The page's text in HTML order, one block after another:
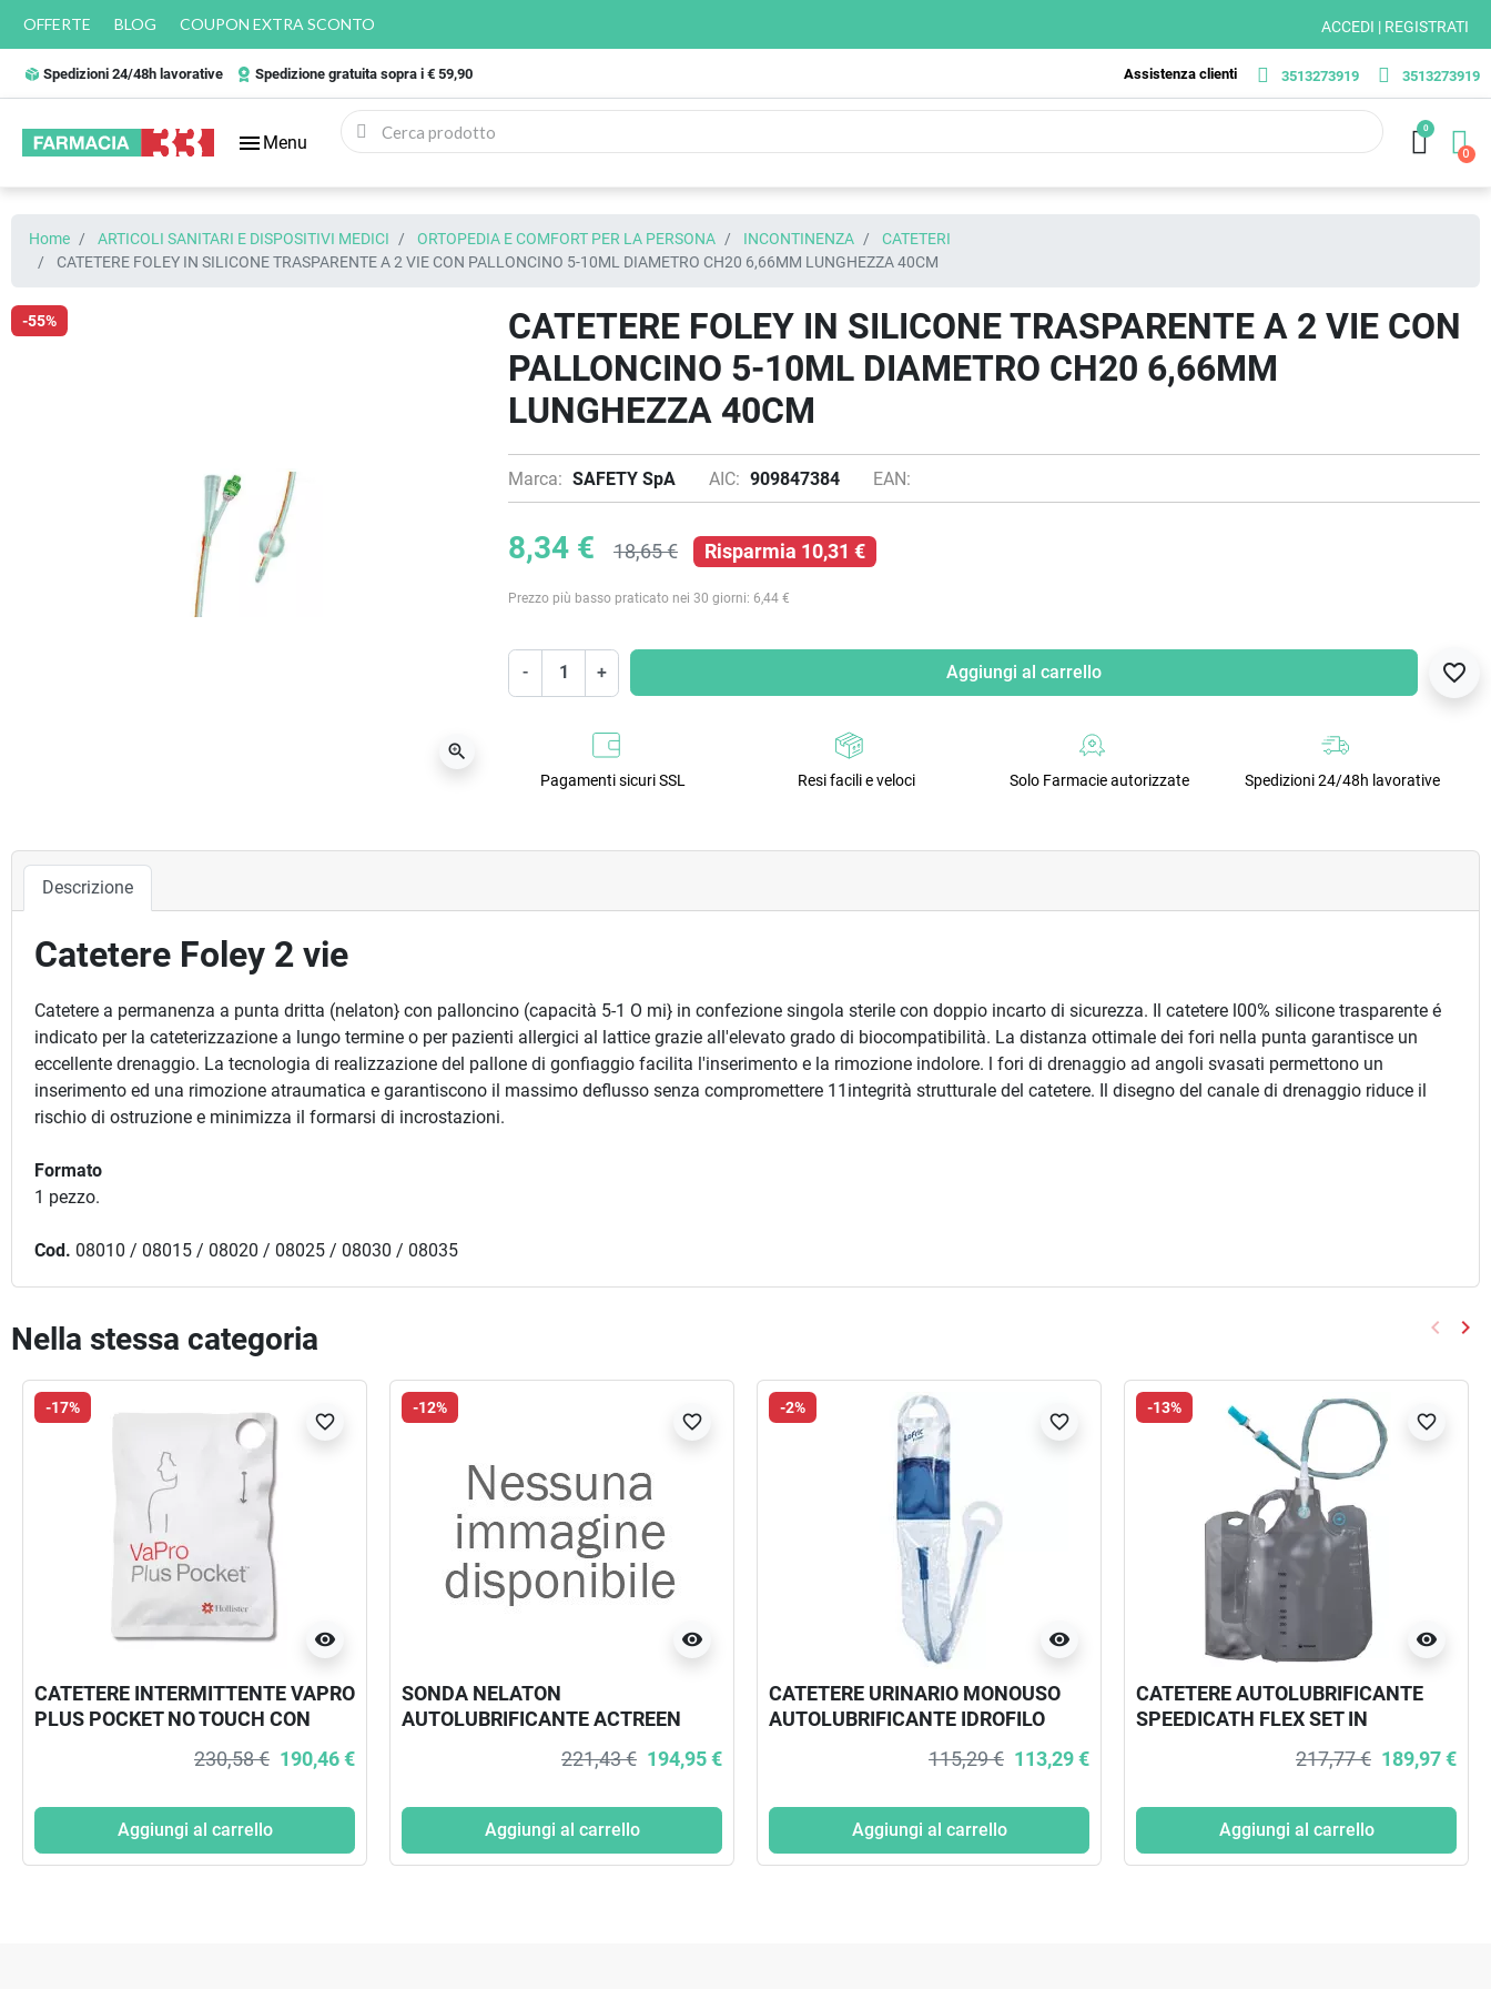
OFFERTE BLOG COUPON EXTRA SCONTO ACCEDI | REGISTRATI
Spedizioni 24/48h lavorative Spedizione gratuita sopra i € 59,90 Assistenza clienti 3513273919 3513273919
menu Menu
0
Home ARTICOLI SANITARI E DISPOSITIVI MEDICI ORTOPEDIA E COMFORT PER LA PERSONA INCONTINENZA
CATETERI
CATETERE FOLEY IN SILICONE TRASPARENTE A 2 VIE CON PALLONCINO 5-10ML DIAMETRO CH20 6,66MM LUNGHEZZA 40CM
-55%
zoom_in
CATETERE FOLEY IN SILICONE TRASPARENTE A 2 VIE CON
PALLONCINO 5-10ML DIAMETRO CH20 6,66MM
LUNGHEZZA 40CM
Marca: SAFETY SpA AIC: 909847384 EAN:
8,34 € 18,65 € Risparmia 10,31 €
Prezzo più basso praticato nei 30 giorni: 6,44 €
- + Aggiungi al carrello favorite_border
Pagamenti sicuri SSL Resi facili e veloci Solo Farmacie autorizzate Spedizioni 24/48h lavorative
Descrizione
Catetere Foley 2 vie
Catetere a permanenza a punta dritta (nelaton} con palloncino (capacità 5-1 O mi} in confezione singola sterile con doppio incarto di sicurezza. Il catetere l00% silicone trasparente é
indicato per la cateterizzazione a lungo termine o per pazienti allergici al lattice grazie all'elevato grado di biocompatibilità. La distanza ottimale dei fori nella punta garantisce un
eccellente drenaggio. La tecnologia di realizzazione del pallone di gonfiaggio facilita l'inserimento e la rimozione indolore. l fori di drenaggio ad angoli svasati permettono un
inserimento ed una rimozione atraumatica e garantiscono il massimo deflusso senza compromettere 11integrità strutturale del catetere. Il disegno del canale di drenaggio riduce il
rischio di ostruzione e minimizza il formarsi di incrostazioni.
Formato
1 pezzo.
Cod. 08010 / 08015 / 08020 / 08025 / 08030 / 08035
Nella stessa categoria keyboard_arrow_left keyboard_arrow_right
-17%
visibility
favorite_border
CATETERE INTERMITTENTE VAPRO
PLUS POCKET NO TOUCH CON
230,58 € 190,46 €
Aggiungi al carrello
-12%
visibility
favorite_border
SONDA NELATON
AUTOLUBRIFICANTE ACTREEN
221,43 € 194,95 €
Aggiungi al carrello
-2%
visibility
favorite_border
CATETERE URINARIO MONOUSO
AUTOLUBRIFICANTE IDROFILO
POLIVINILPIRROLIDONE
115,29 € 113,29 €
Aggiungi al carrello
-13%
visibility
favorite_border
CATETERE AUTOLUBRIFICANTE
SPEEDICATH FLEX SET IN
217,77 € 189,97 €
Aggiungi al carrello